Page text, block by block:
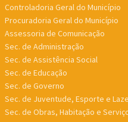
Controladoria Geral do Município
Procuradoria Geral do Município
Assessoria de Comunicação
Sec. de Administração
Sec. de Assistência Social
Sec. de Educação
Sec. de Governo
Sec. de Juventude, Esporte e
Sec. de Obras, Habitação e